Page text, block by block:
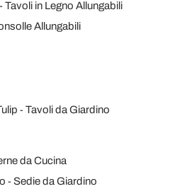
Tavoli in Legno Allungabili
Allungabili
Tavoli da Giardino
da Cucina
Sedie da Giardino